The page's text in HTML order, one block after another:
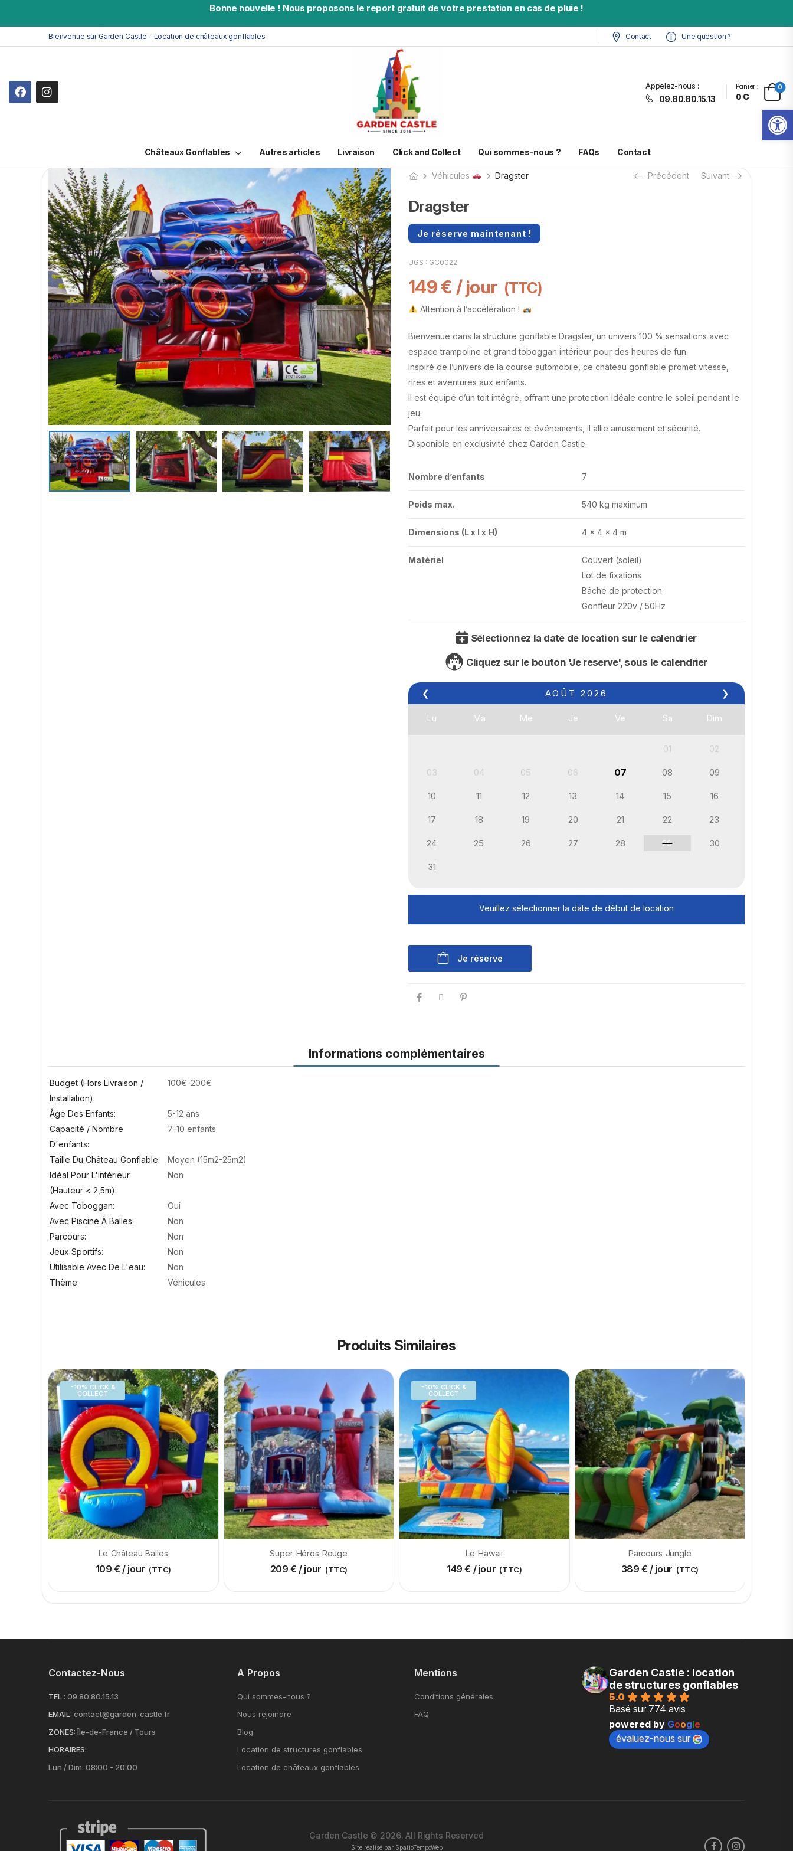
Bonne nouvelle ! Nous proposons le report gratuit de votre prestation en cas de pluie !
Bienvenue sur Garden Castle - Location de châteaux gonflables Contact Une question ?
Appelez-nous :
09.80.80.15.13
Panier :
0€
0
Châteaux Gonflables Autres articles Livraison Click and Collect Qui sommes-nous ? FAQs Contact
Véhicules Dragster Précédent Suivant
Dragster
Je réserve maintenant !
UGS : GC0022
149€ / jour (TTC)
Attention à l’accélération !
Bienvenue dans la structure gonflable Dragster, un univers 100 % sensations avec
espace trampoline et grand toboggan intérieur pour des heures de fun.
Inspiré de l’univers de la course automobile, ce château gonflable promet vitesse,
rires et aventures aux enfants.
Il est équipé d’un toit intégré, offrant une protection idéale contre le soleil pendant le
jeu.
Parfait pour les anniversaires et événements, il allie amusement et sécurité.
Disponible en exclusivité chez Garden Castle.
Nombre d’enfants 7
Poids max. 540 kg maximum
Dimensions (L x l x H) 4 x 4 x 4 m
Matériel
Couvert (soleil)
Lot de fixations
Bâche de protection
Gonfleur 220v / 50Hz
Sélectionnez la date de location sur le calendrier
Cliquez sur le bouton 'Je reserve', sous le calendrier
❮ ❯
AOÛT 2026
Lu Ma Me Je Ve Sa Dim
01 02
03 04 05 06 07 08 09
10 11 12 13 14 15 16
17 18 19 20 21 22 23
24 25 26 27 28 29 30
31
Veuillez sélectionner la date de début de location
Je réserve
Informations complémentaires
Budget (hors Livraison /
Installation)
100€-200€
Âge Des Enfants
5-12 ans
Capacité / Nombre
D'enfants
7-10 enfants
Taille Du Château Gonflable
Moyen (15m2-25m2)
Idéal Pour L'intérieur
(hauteur < 2,5m)
Non
Avec Toboggan
Oui
Avec Piscine À Balles
Non
Parcours
Non
Jeux Sportifs
Non
Utilisable Avec De L'eau
Non
Thème
Véhicules
Produits Similaires
-10% CLICK &
COLLECT
Le Château Balles
109 € / jour (TTC)
Super Héros Rouge
209 € / jour (TTC)
-10% CLICK &
COLLECT
Le Hawaii
149€ / jour (TTC)
Parcours Jungle
389 € / jour (TTC)
Contactez-Nous
TEL : 09.80.80.15.13
EMAIL: contact@garden-castle.fr
ZONES: Île-de-France / Tours
HORAIRES:
Lun / Dim: 08:00 - 20:00
A Propos
Qui sommes-nous ?
Nous rejoindre
Blog
Location de structures gonflables
Location de châteaux gonflables
Mentions
Conditions générales
FAQ
Garden Castle : location
de structures gonflables
5.0
Basé sur 774 avis
powered by Google
évaluez-nous sur
Garden Castle © 2026. All Rights Reserved
Site réalisé par SpatioTempoWeb